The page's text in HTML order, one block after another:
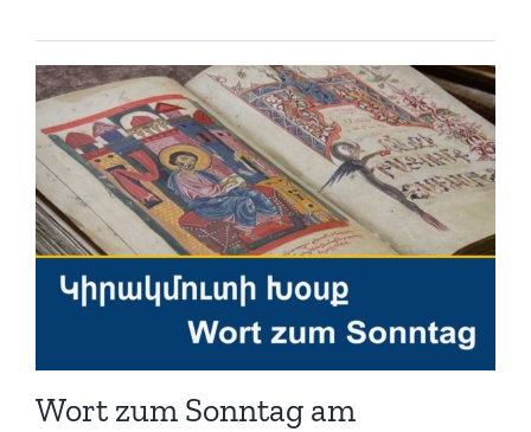
Wort zum Sonntag am